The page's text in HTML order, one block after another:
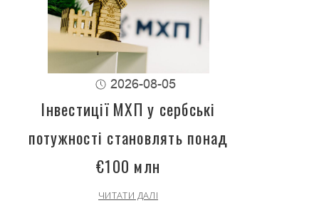
2026-08-05
Інвестиції МХП у сербські
потужності становлять понад
€100 млн
ЧИТАТИ ДАЛІ